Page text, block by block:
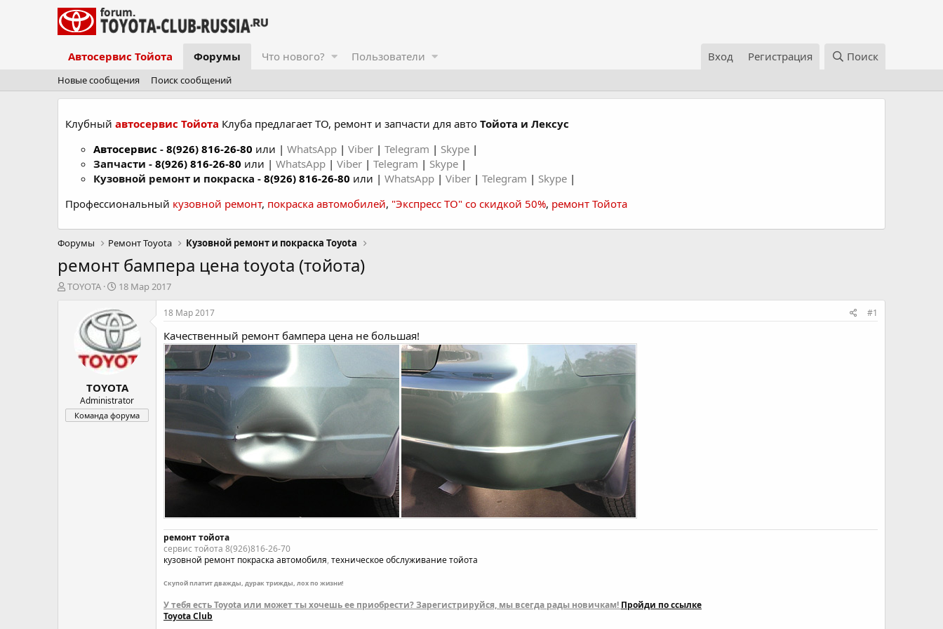
Автосервис Тойота Форумы Что нового? Пользователи Вход Регистрация Поиск
Новые сообщения Поиск сообщений
Клубный автосервис Тойота Клуба предлагает ТО, ремонт и запчасти для авто Тойота и Лексус
Автосервис - 8(926) 816-26-80 или | WhatsApp | Viber | Telegram | Skype |
Запчасти - 8(926) 816-26-80 или | WhatsApp | Viber | Telegram | Skype |
Кузовной ремонт и покраска - 8(926) 816-26-80 или | WhatsApp | Viber | Telegram | Skype |
Профессиональный кузовной ремонт, покраска автомобилей, "Экспресс ТО" со скидкой 50%, ремонт Тойота
Форумы Ремонт Toyota Кузовной ремонт и покраска Toyota
ремонт бампера цена toyota (тойота)
А
TOYOTA
Д
т
а
н
а
ч
л
а
18 Мар 2017
TOYOTA
Administrator
Команда форума
18 Мар 2017 #1
Качественный ремонт бампера цена не большая!
ремонт тойота
сервис тойота 8(926)816-26-70
кузовной ремонт покраска автомобиля, техническое обслуживание тойота
Скупой платит дважды, дурак трижды, лох по жизни!
У тебя есть Toyota или может ты хочешь ее приобрести? Зарегистрируйся, мы всегда рады новичкам! Пройди по ссылке
Toyota Club